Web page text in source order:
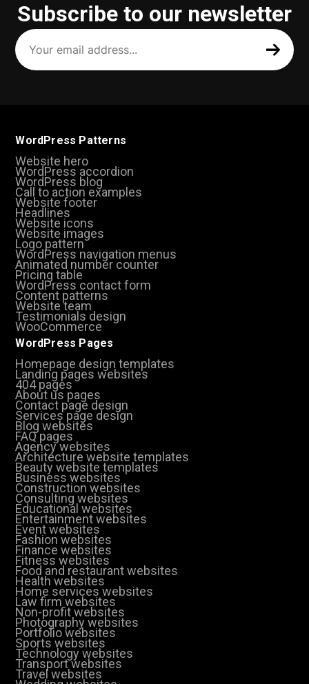
Subscribe to our newsletter
Your
email
address
(Required)
WordPress Patterns
Website hero
WordPress accordion
WordPress blog
Call to action examples
Website footer
Headlines
Website icons
Website images
Logo pattern
WordPress navigation menus
Animated number counter
Pricing table
WordPress contact form
Content patterns
Website team
Testimonials design
WooCommerce
WordPress Pages
Homepage design templates
Landing pages websites
404 pages
About us pages
Contact page design
Services page design
Blog websites
FAQ pages
Agency websites
Architecture website templates
Beauty website templates
Business websites
Construction websites
Consulting websites
Educational websites
Entertainment websites
Event websites
Fashion websites
Finance websites
Fitness websites
Food and restaurant websites
Health websites
Home services websites
Law firm websites
Non-profit websites
Photography websites
Portfolio websites
Sports websites
Technology websites
Transport websites
Travel websites